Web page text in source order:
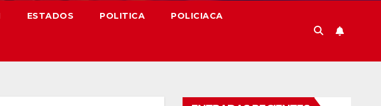
ESTADOS POLITICA POLICIACA